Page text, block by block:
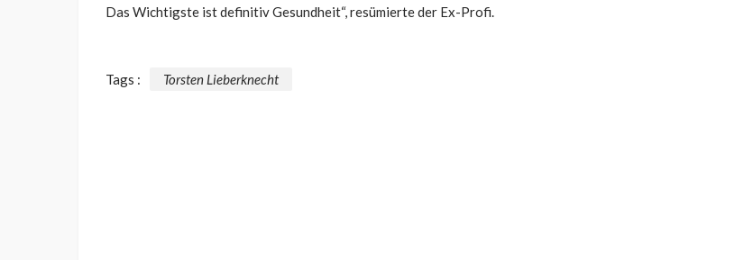
Das Wichtigste ist definitiv Gesundheit“, resümierte der Ex-Profi.
Tags : Torsten Lieberknecht